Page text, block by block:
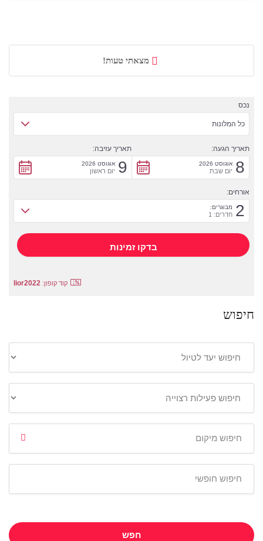
מצאתי טעות!
נכס
כל המלונות
תאריך הגעה:
8 אוגוסט 2026
יום שבת
תאריך עזיבה:
9 אוגוסט 2026
יום ראשון
אורחים:
2 מבוגרים:
חדרים: 1
קוד קופון: lior2022
חיפוש
חפש